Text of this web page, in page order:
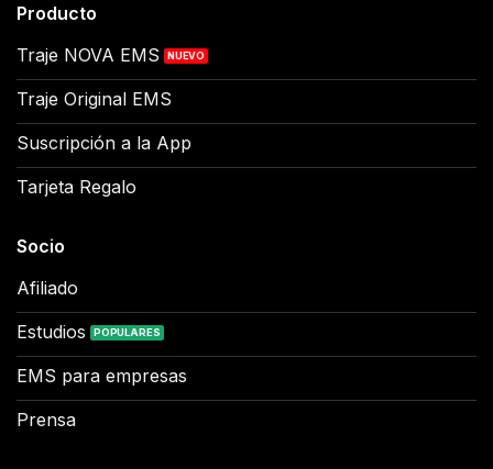
Producto
Traje NOVA EMS
Traje Original EMS
Suscripción a la App
Tarjeta Regalo
Socio
Afiliado
Estudios
EMS para empresas
Prensa